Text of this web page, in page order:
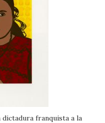
dictadura franquista a la